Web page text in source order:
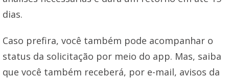
dias.
Caso prefira, você também pode acompanhar o
status da solicitação por meio do app. Mas, saiba
que você também receberá, por e-mail, avisos da